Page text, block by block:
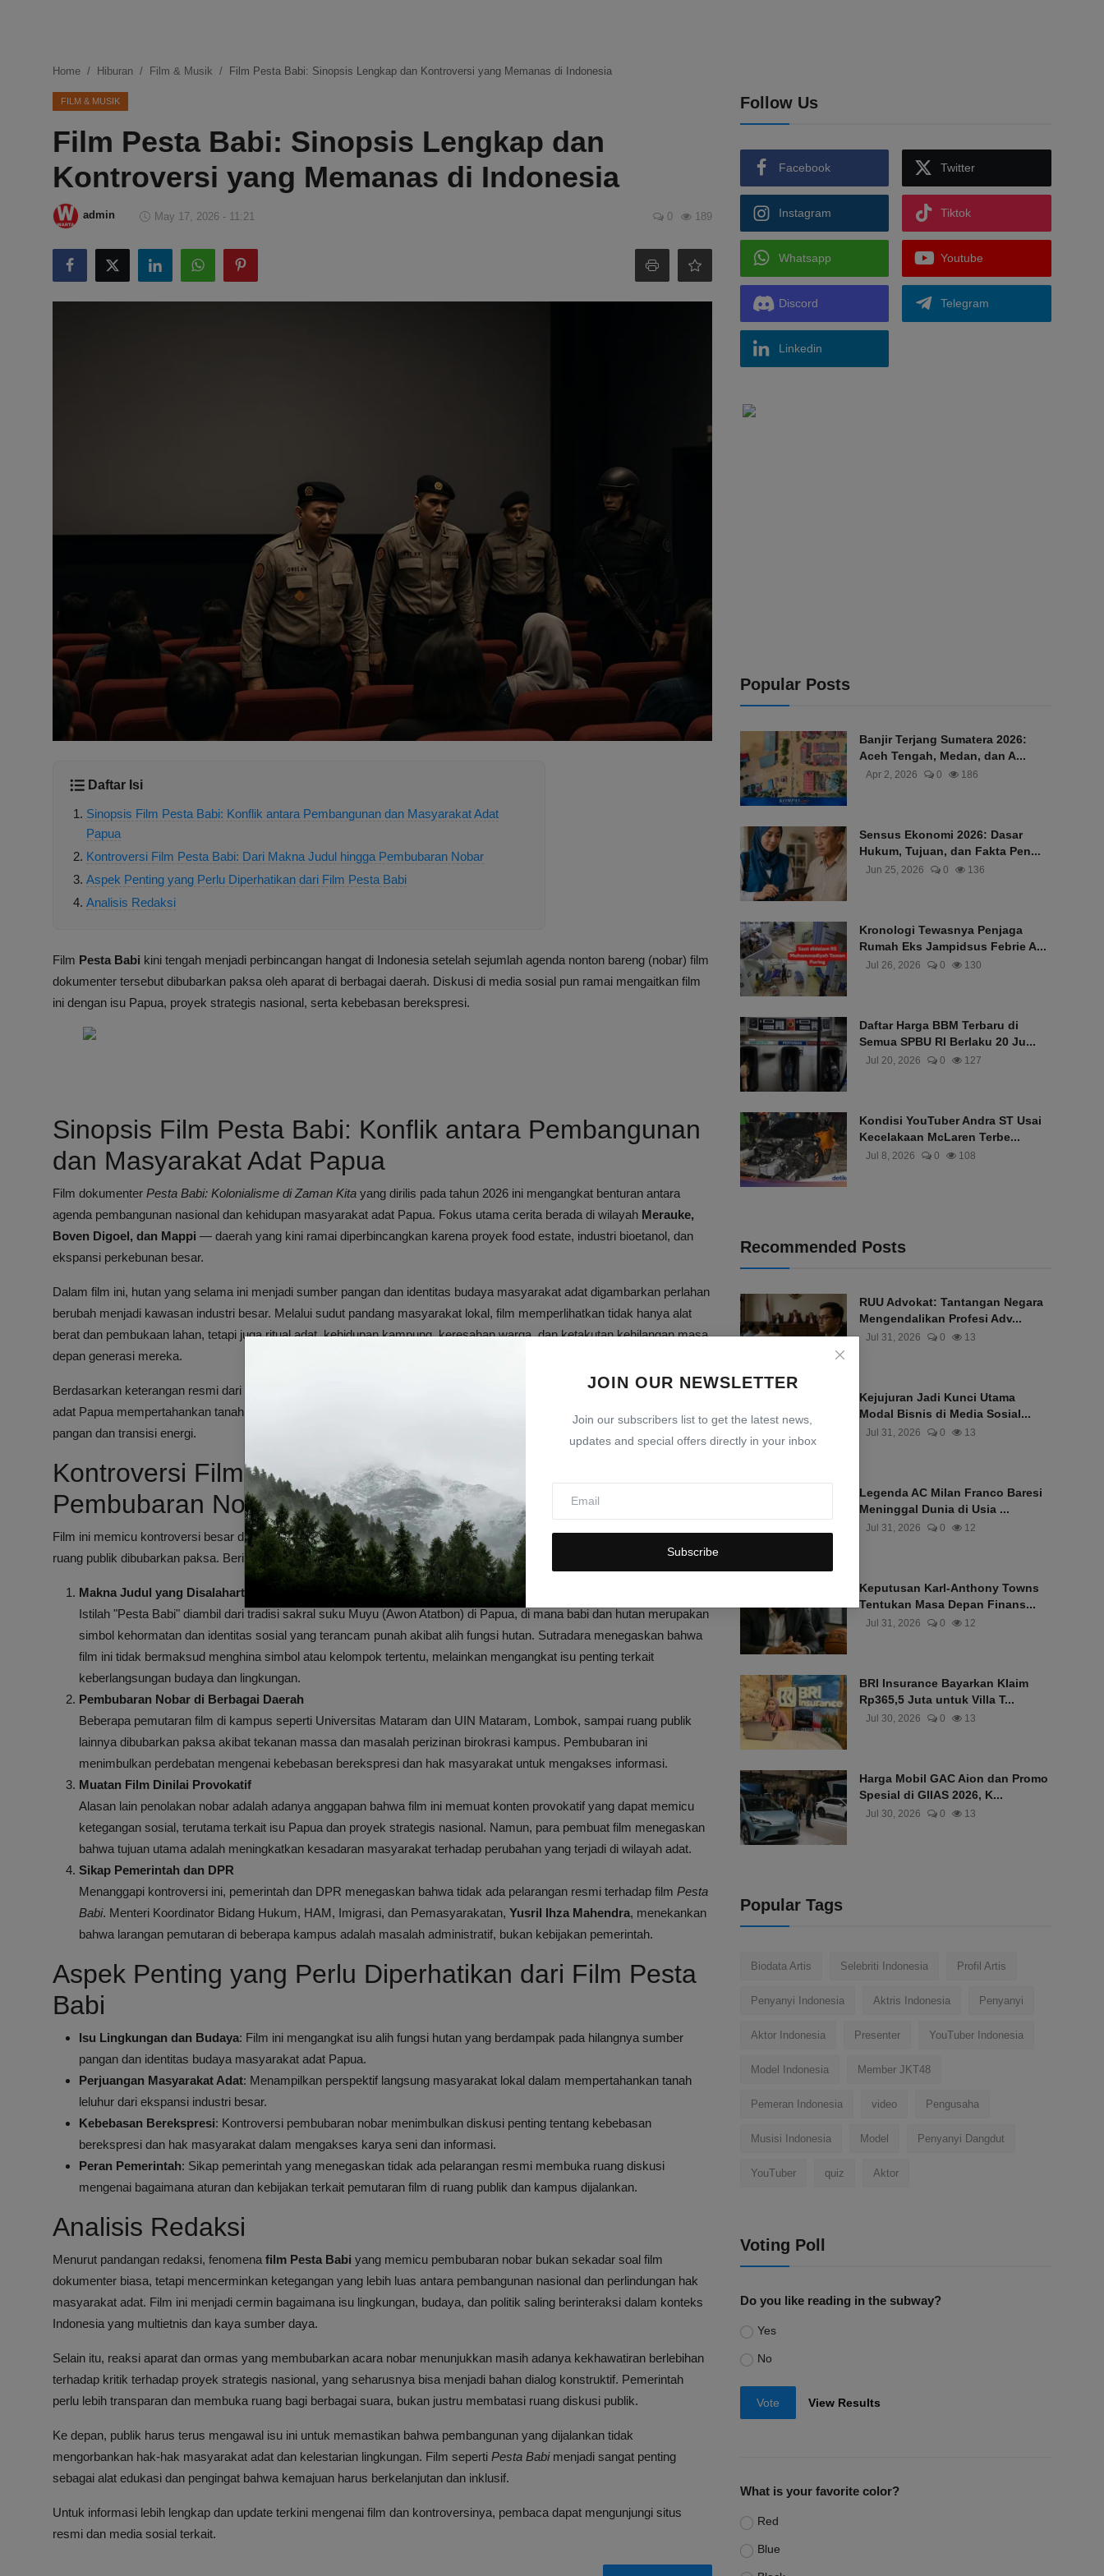
Ekonomi
Internasional
Teknologi
Hiburan
Kesehatan
JOIN OUR NEWSLETTER
Join our subscribers list to get the latest news,
updates and special offers directly in your inbox
Subscribe
Home Hiburan Film & Musik Film Pesta Babi: Sinopsis Lengkap dan Kontroversi yang Memanas di Indonesia
FILM & MUSIK
Film Pesta Babi: Sinopsis Lengkap dan
Kontroversi yang Memanas di Indonesia
admin May 17, 2026 - 11:21 0 189
Daftar Isi
Sinopsis Film Pesta Babi: Konflik antara Pembangunan dan Masyarakat Adat
Papua
Kontroversi Film Pesta Babi: Dari Makna Judul hingga Pembubaran Nobar
Aspek Penting yang Perlu Diperhatikan dari Film Pesta Babi
Analisis Redaksi
Film Pesta Babi kini tengah menjadi perbincangan hangat di Indonesia setelah sejumlah agenda nonton bareng (nobar) film
dokumenter tersebut dibubarkan paksa oleh aparat di berbagai daerah. Diskusi di media sosial pun ramai mengaitkan film
ini dengan isu Papua, proyek strategis nasional, serta kebebasan berekspresi.
Sinopsis Film Pesta Babi: Konflik antara Pembangunan
dan Masyarakat Adat Papua
Film dokumenter Pesta Babi: Kolonialisme di Zaman Kita yang dirilis pada tahun 2026 ini mengangkat benturan antara
agenda pembangunan nasional dan kehidupan masyarakat adat Papua. Fokus utama cerita berada di wilayah Merauke,
Boven Digoel, dan Mappi — daerah yang kini ramai diperbincangkan karena proyek food estate, industri bioetanol, dan
ekspansi perkebunan besar.
Dalam film ini, hutan yang selama ini menjadi sumber pangan dan identitas budaya masyarakat adat digambarkan perlahan
berubah menjadi kawasan industri besar. Melalui sudut pandang masyarakat lokal, film memperlihatkan tidak hanya alat
berat dan pembukaan lahan, tetapi juga ritual adat, kehidupan kampung, keresahan warga, dan ketakutan kehilangan masa
depan generasi mereka.
Berdasarkan keterangan resmi dari
, film ini merekam perjuangan masyarakat
adat Papua mempertahankan tanah leluhur dari ekspansi proyek industri raksasa yang digadang-gadang demi ketahanan
pangan dan transisi energi.
Kontroversi Film Pesta Babi: Dari Makna Judul hingga
Pembubaran Nobar
Film ini memicu kontroversi besar di berbagai daerah, terutama setelah pemutaran nobar yang dijadwalkan di kampus dan
ruang publik dibubarkan paksa. Berikut beberapa poin utama kontroversi yang menyelimuti film ini:
Makna Judul yang Disalahartikan
Istilah "Pesta Babi" diambil dari tradisi sakral suku Muyu (Awon Atatbon) di Papua, di mana babi dan hutan merupakan
simbol kehormatan dan identitas sosial yang terancam punah akibat alih fungsi hutan. Sutradara menegaskan bahwa
film ini tidak bermaksud menghina simbol atau kelompok tertentu, melainkan mengangkat isu penting terkait
keberlangsungan budaya dan lingkungan.
Pembubaran Nobar di Berbagai Daerah
Beberapa pemutaran film di kampus seperti Universitas Mataram dan UIN Mataram, Lombok, sampai ruang publik
lainnya dibubarkan paksa akibat tekanan massa dan masalah perizinan birokrasi kampus. Pembubaran ini
menimbulkan perdebatan mengenai kebebasan berekspresi dan hak masyarakat untuk mengakses informasi.
Muatan Film Dinilai Provokatif
Alasan lain penolakan nobar adalah adanya anggapan bahwa film ini memuat konten provokatif yang dapat memicu
ketegangan sosial, terutama terkait isu Papua dan proyek strategis nasional. Namun, para pembuat film menegaskan
bahwa tujuan utama adalah meningkatkan kesadaran masyarakat terhadap perubahan yang terjadi di wilayah adat.
Sikap Pemerintah dan DPR
Menanggapi kontroversi ini, pemerintah dan DPR menegaskan bahwa tidak ada pelarangan resmi terhadap film Pesta
Babi. Menteri Koordinator Bidang Hukum, HAM, Imigrasi, dan Pemasyarakatan, Yusril Ihza Mahendra, menekankan
bahwa larangan pemutaran di beberapa kampus adalah masalah administratif, bukan kebijakan pemerintah.
Aspek Penting yang Perlu Diperhatikan dari Film Pesta
Babi
Isu Lingkungan dan Budaya: Film ini mengangkat isu alih fungsi hutan yang berdampak pada hilangnya sumber
pangan dan identitas budaya masyarakat adat Papua.
Perjuangan Masyarakat Adat: Menampilkan perspektif langsung masyarakat lokal dalam mempertahankan tanah
leluhur dari ekspansi industri besar.
Kebebasan Berekspresi: Kontroversi pembubaran nobar menimbulkan diskusi penting tentang kebebasan
berekspresi dan hak masyarakat dalam mengakses karya seni dan informasi.
Peran Pemerintah: Sikap pemerintah yang menegaskan tidak ada pelarangan resmi membuka ruang diskusi
mengenai bagaimana aturan dan kebijakan terkait pemutaran film di ruang publik dan kampus dijalankan.
Analisis Redaksi
Menurut pandangan redaksi, fenomena film Pesta Babi yang memicu pembubaran nobar bukan sekadar soal film
dokumenter biasa, tetapi mencerminkan ketegangan yang lebih luas antara pembangunan nasional dan perlindungan hak
masyarakat adat. Film ini menjadi cermin bagaimana isu lingkungan, budaya, dan politik saling berinteraksi dalam konteks
Indonesia yang multietnis dan kaya sumber daya.
Selain itu, reaksi aparat dan ormas yang membubarkan acara nobar menunjukkan masih adanya kekhawatiran berlebihan
terhadap kritik terhadap proyek strategis nasional, yang seharusnya bisa menjadi bahan dialog konstruktif. Pemerintah
perlu lebih transparan dan membuka ruang bagi berbagai suara, bukan justru membatasi ruang diskusi publik.
Ke depan, publik harus terus mengawal isu ini untuk memastikan bahwa pembangunan yang dijalankan tidak
mengorbankan hak-hak masyarakat adat dan kelestarian lingkungan. Film seperti Pesta Babimenjadi sangat penting
sebagai alat edukasi dan pengingat bahwa kemajuan harus berkelanjutan dan inklusif.
Untuk informasi lebih lengkap dan update terkini mengenai film dan kontroversinya, pembaca dapat mengunjungi situs
resmi dan media sosial terkait.
Follow Us
Facebook Twitter
Instagram Tiktok
Whatsapp Youtube
Discord Telegram
Linkedin
Popular Posts
Banjir Terjang Sumatera 2026:
Aceh Tengah, Medan, dan A...
Apr 2, 2026 0 186
Sensus Ekonomi 2026: Dasar
Hukum, Tujuan, dan Fakta Pen...
Jun 25, 2026 0 136
Kronologi Tewasnya Penjaga
Rumah Eks Jampidsus Febrie A...
Jul 26, 2026 0 130
Daftar Harga BBM Terbaru di
Semua SPBU RI Berlaku 20 Ju...
Jul 20, 2026 0 127
Kondisi YouTuber Andra ST Usai
Kecelakaan McLaren Terbe...
Jul 8, 2026 0 108
Recommended Posts
RUU Advokat: Tantangan Negara
Mengendalikan Profesi Adv...
Jul 31, 2026 0 13
Kejujuran Jadi Kunci Utama
Modal Bisnis di Media Sosial...
Jul 31, 2026 0 13
Legenda AC Milan Franco Baresi
Meninggal Dunia di Usia ...
Jul 31, 2026 0 12
Keputusan Karl-Anthony Towns
Tentukan Masa Depan Finans...
Jul 31, 2026 0 12
BRI Insurance Bayarkan Klaim
Rp365,5 Juta untuk Villa T...
Jul 30, 2026 0 13
Harga Mobil GAC Aion dan Promo
Spesial di GIIAS 2026, K...
Jul 30, 2026 0 13
Popular Tags
Biodata Artis Selebriti Indonesia Profil Artis
Penyanyi Indonesia Aktris Indonesia Penyanyi
Aktor Indonesia Presenter YouTuber Indonesia
Model Indonesia Member JKT48
Pemeran Indonesia video Pengusaha
Musisi Indonesia Model Penyanyi Dangdut
YouTuber quiz Aktor
Voting Poll
Do you like reading in the subway?
Yes
No
Vote View Results
What is your favorite color?
Red
Blue